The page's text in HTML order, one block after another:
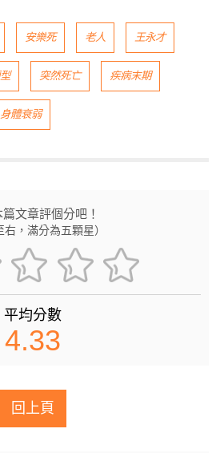
安樂死 老人 王永才
突然死亡 疾病末期
身體衰弱
文章評個分吧！
右，滿分為五顆星）
平均分數
4.33
回上頁